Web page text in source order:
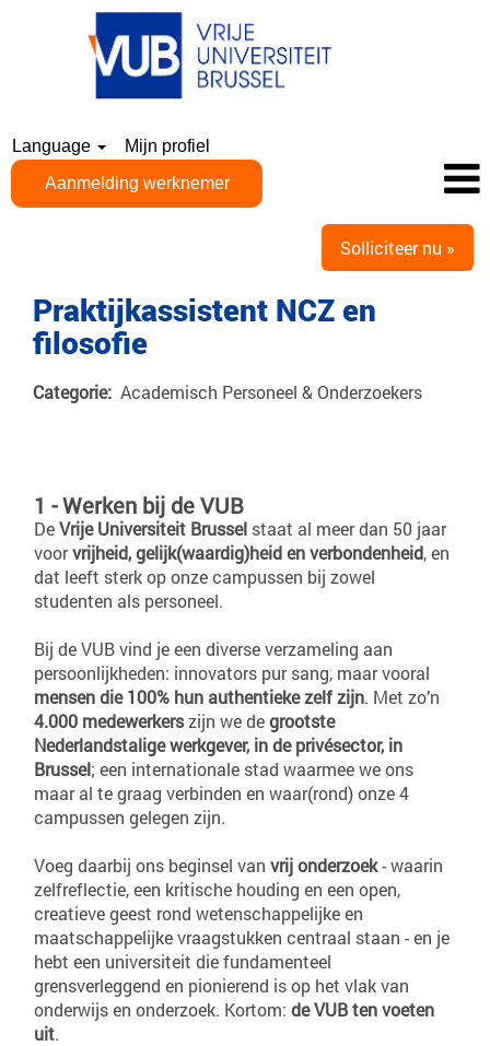
Language
Mijn profiel
Aanmelding werknemer
Solliciteer nu »
Praktijkassistent NCZ en
filosofie
Categorie: Academisch Personeel & Onderzoekers
1 - Werken bij de VUB
DeVrije Universiteit Brussel staat al meer dan 50 jaar
voorvrijheid, gelijk(waardig)heid en verbondenheid, en
dat leeft sterk op onze campussen bij zowel
studenten als personeel.
Bij de VUB vind je een diverse verzameling aan
persoonlijkheden: innovators pur sang, maar vooral
mensen die 100% hun authentieke zelf zijn. Met zo’n
4.000 medewerkerszijn we degrootste
Nederlandstalige werkgever, in de privésector, in
Brussel; een internationale stad waarmee we ons
maar al te graag verbinden en waar(rond) onze 4
campussen gelegen zijn.
Voeg daarbij ons beginsel van vrij onderzoek- waarin
zelfreflectie, een kritische houding en een open,
creatieve geest rond wetenschappelijke en
maatschappelijke vraagstukken centraal staan - en je
hebt een universiteit die fundamenteel
grensverleggend en pionierend is op het vlak van
onderwijs en onderzoek. Kortom: de VUB ten voeten
uit.